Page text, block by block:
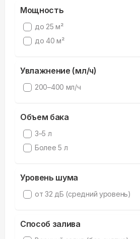
Мощность
до 25 м²
до 40 м²
Увлажнение (мл/ч)
200–400 мл/ч
Объем бака
3–5 л
Более 5 л
Уровень шума
от 32 дБ (средний уровень)
Способ залива